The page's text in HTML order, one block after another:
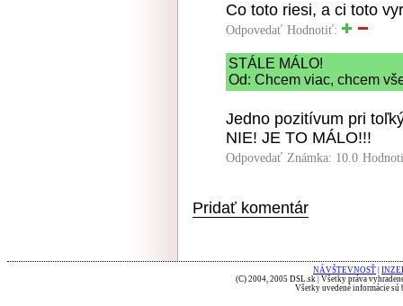
Co toto riesi, a ci toto
Odpovedať Hodnotiť:
STÁLE MÁLO!
Od: Chcem viac, chcem
Jedno pozitívum pri
NIE! JE TO MÁLO!!!
Odpovedať Známka: 10.0
Pridať komentár
NÁVŠTEVNOSŤ
(C) 2004, 2005 DSL.sk | Všetky práva
Všetky uvedené informácie sú